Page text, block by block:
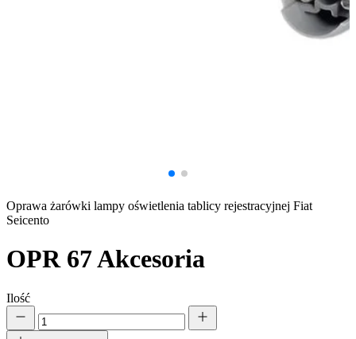
Oprawa żarówki lampy oświetlenia tablicy rejestracyjnej Fiat
Seicento
OPR 67Akcesoria
Ilość